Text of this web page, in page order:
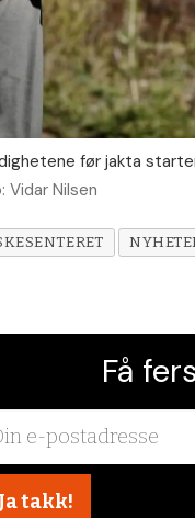
før jakta
Vidar Nilsen
Få